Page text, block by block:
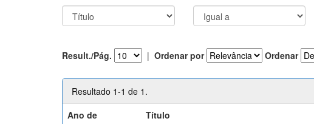
Result./Pág. | Ordenar por Ordenar
Resultado 1-1 de 1.
Ano de
Título